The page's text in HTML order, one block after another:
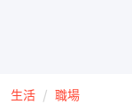
生活 職場